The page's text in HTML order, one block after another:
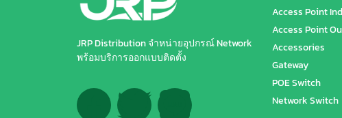
JRP Distribution จำหน่ายอุปกรณ์ Network
พร้อมบริการออกแบบติดตั้ง
Access Point
Access Point
Accessories
Gateway
POE Switch
Network Switch